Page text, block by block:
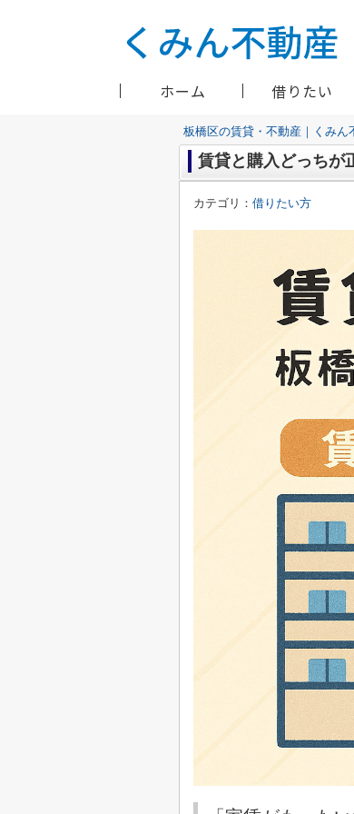
ホーム 借りたい
板橋区の賃貸・不動産｜くみん
賃貸と購入どっちが
カテゴリ： 借りたい方